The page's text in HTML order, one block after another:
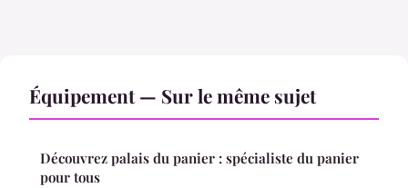
Équipement — Sur le même sujet
Découvrez palais du panier : spécialiste du panier
pour tous